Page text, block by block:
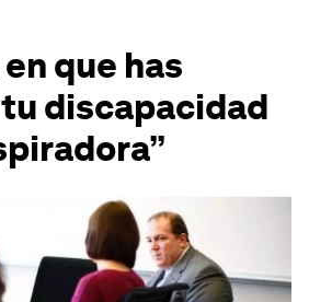
que has
discapacidad